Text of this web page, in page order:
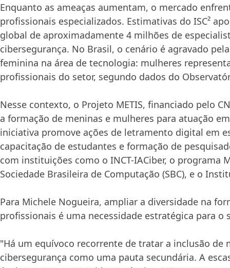
Enquanto as ameaças aumentam, o mercado
profissionais especializados. Estimativas do ISC²
global de aproximadamente 4 milhões de
cibersegurança. No Brasil, o cenário é agravado
feminina na área de tecnologia: mulheres
profissionais do setor, segundo dados do
Nesse contexto, o Projeto METIS, financiado pelo
a formação de meninas e mulheres para atuação
iniciativa promove ações de letramento digital em
capacitação de estudantes e formação de
com instituições como o INCT-IACiber, o programa
Sociedade Brasileira de Computação (SBC), e o
Para Michele Nogueira, ampliar a diversidade na
profissionais é uma necessidade estratégica para o
"Há um equívoco recorrente de tratar a inclusão de
cibersegurança como uma pauta secundária. A